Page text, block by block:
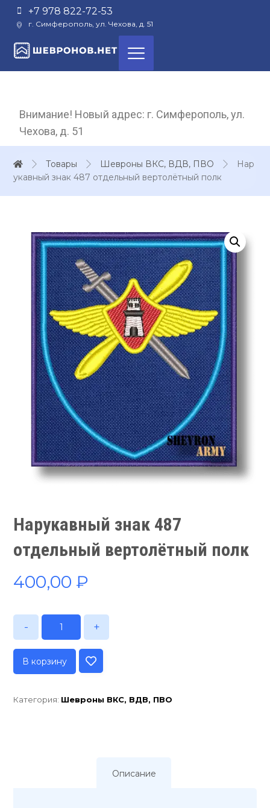
+7 978 822-72-53
г. Симферополь, ул. Чехова, д. 51
Внимание! Новый адрес: г. Симферополь, ул.
Чехова, д. 51
Товары Шевроны ВКС, ВДВ, ПВО
Нар
укавный знак 487 отдельный вертолётный полк
Нарукавный знак 487
отдельный вертолётный полк
400,00₽
- +
В корзину
Категория: Шевроны ВКС, ВДВ, ПВО
Описание